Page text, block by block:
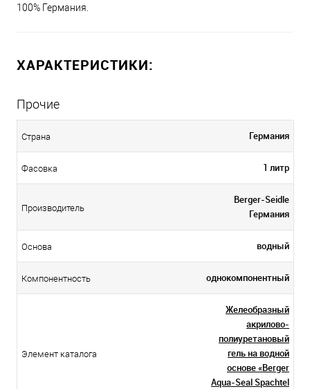
100% Германия.
ХАРАКТЕРИСТИКИ:
Прочие
Страна Германия
Фасовка 1 литр
Производитель
Berger-Seidle
Германия
Основа водный
Компонентность однокомпонентный
Элемент каталога
Желеобразный
акрилово-
полиуретановый
гель на водной
основе «Berger
Aqua-Seal Spachtel